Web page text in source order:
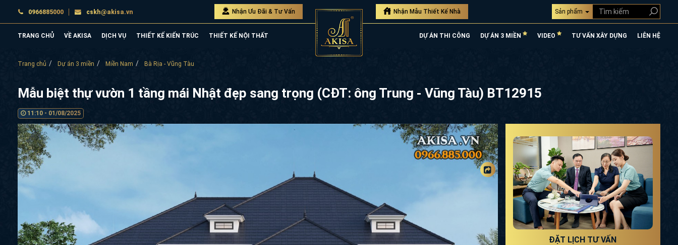
0966885000 cskh@akisa.vn Nhận Ưu Đãi & Tư Vấn Nhận Mẫu Thiết Kế Nhà Sản phẩm
TRANG CHỦ VỀ AKISA DỊCH VỤ THIẾT KẾ KIẾN TRÚC THIẾT KẾ NỘI THẤT DỰ ÁN THI CÔNG DỰ ÁN 3 MIỀN VIDEO TƯ VẤN XÂY DỰNG LIÊN HỆ
Trang chủ Dự án 3 miền Miền Nam Bà Rịa - Vũng Tàu
Mẫu biệt thự vườn 1 tầng mái Nhật đẹp sang trọng (CĐT: ông Trung - Vũng Tàu) BT12915
11:10 - 01/08/2025
ĐẶT LỊCH TƯ VẤN